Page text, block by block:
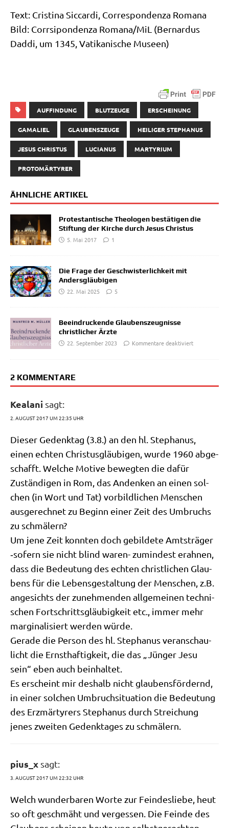
Text: Cri­sti­na Sic­car­di, Cor­re­spon­den­za Romana
Bild: Corr­sipon­den­za Romana/​MiL (Ber­nar­dus
Dad­di, um 1345, Vati­ka­ni­sche Museen)
AUFFINDUNG BLUTZEUGE ERSCHEINUNG
GAMALIEL GLAUBENSZEUGE HEILIGER STEPHANUS
JESUS CHRISTUS LUCIANUS MARTYRIUM
PROTOMÄRTYRER
ÄHNLICHE ARTIKEL
Protestantische Theologen bestätigen die
Stiftung der Kirche durch Jesus Christus
5. Mai 2017
1
Die Frage der Geschwisterlichkeit mit
Andersgläubigen
22. Mai 2025
5
Beeindruckende Glaubenszeugnisse
christlicher Ärzte
22. September 2023
Kommentare deaktiviert
2 KOMMENTARE
Kealani sagt:
2. AUGUST 2017 UM 22:35 UHR
Die­ser Gedenk­tag (3.8.) an den hl. Ste­pha­nus,
einen ech­ten Chri­stus­gläu­bi­gen, wur­de 1960 abge­
schafft. Wel­che Moti­ve beweg­ten die dafür
Zustän­di­gen in Rom, das Andenken an einen sol­
chen (in Wort und Tat) vor­bild­li­chen Men­schen
aus­ge­rech­net zu Beginn einer Zeit des Umbruchs
zu schmälern?
Um jene Zeit konn­ten doch gebil­de­te Amts­trä­ger
‑sofern sie nicht blind waren- zumin­dest erah­nen,
dass die Bedeu­tung des ech­ten christ­li­chen Glau­
bens für die Lebens­ge­stal­tung der Men­schen, z.B.
ange­sichts der zuneh­men­den all­ge­mei­nen tech­ni­
schen Fort­schritts­gläu­big­keit etc., immer mehr
mar­gi­na­li­siert wer­den würde.
Gera­de die Per­son des hl. Ste­pha­nus ver­an­schau­
licht die Ernst­haf­tig­keit, die das „Jün­ger Jesu
sein“ eben auch beinhaltet.
Es erscheint mir des­halb nicht glau­bens­för­dernd,
in einer sol­chen Umbruch­si­tua­ti­on die Bedeu­tung
des Erz­mär­ty­rers Ste­pha­nus durch Strei­chung
jenes zwei­ten Gedenk­ta­ges zu schmälern.
pius_x sagt:
3. AUGUST 2017 UM 22:32 UHR
Welch wun­der­ba­ren Wor­te zur Fein­des­lie­be, heut
so oft geschmäht und ver­ges­sen. Die Fein­de des